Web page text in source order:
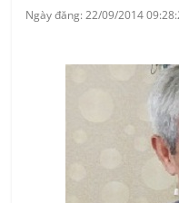
Ngày đăng: 22/09/2014